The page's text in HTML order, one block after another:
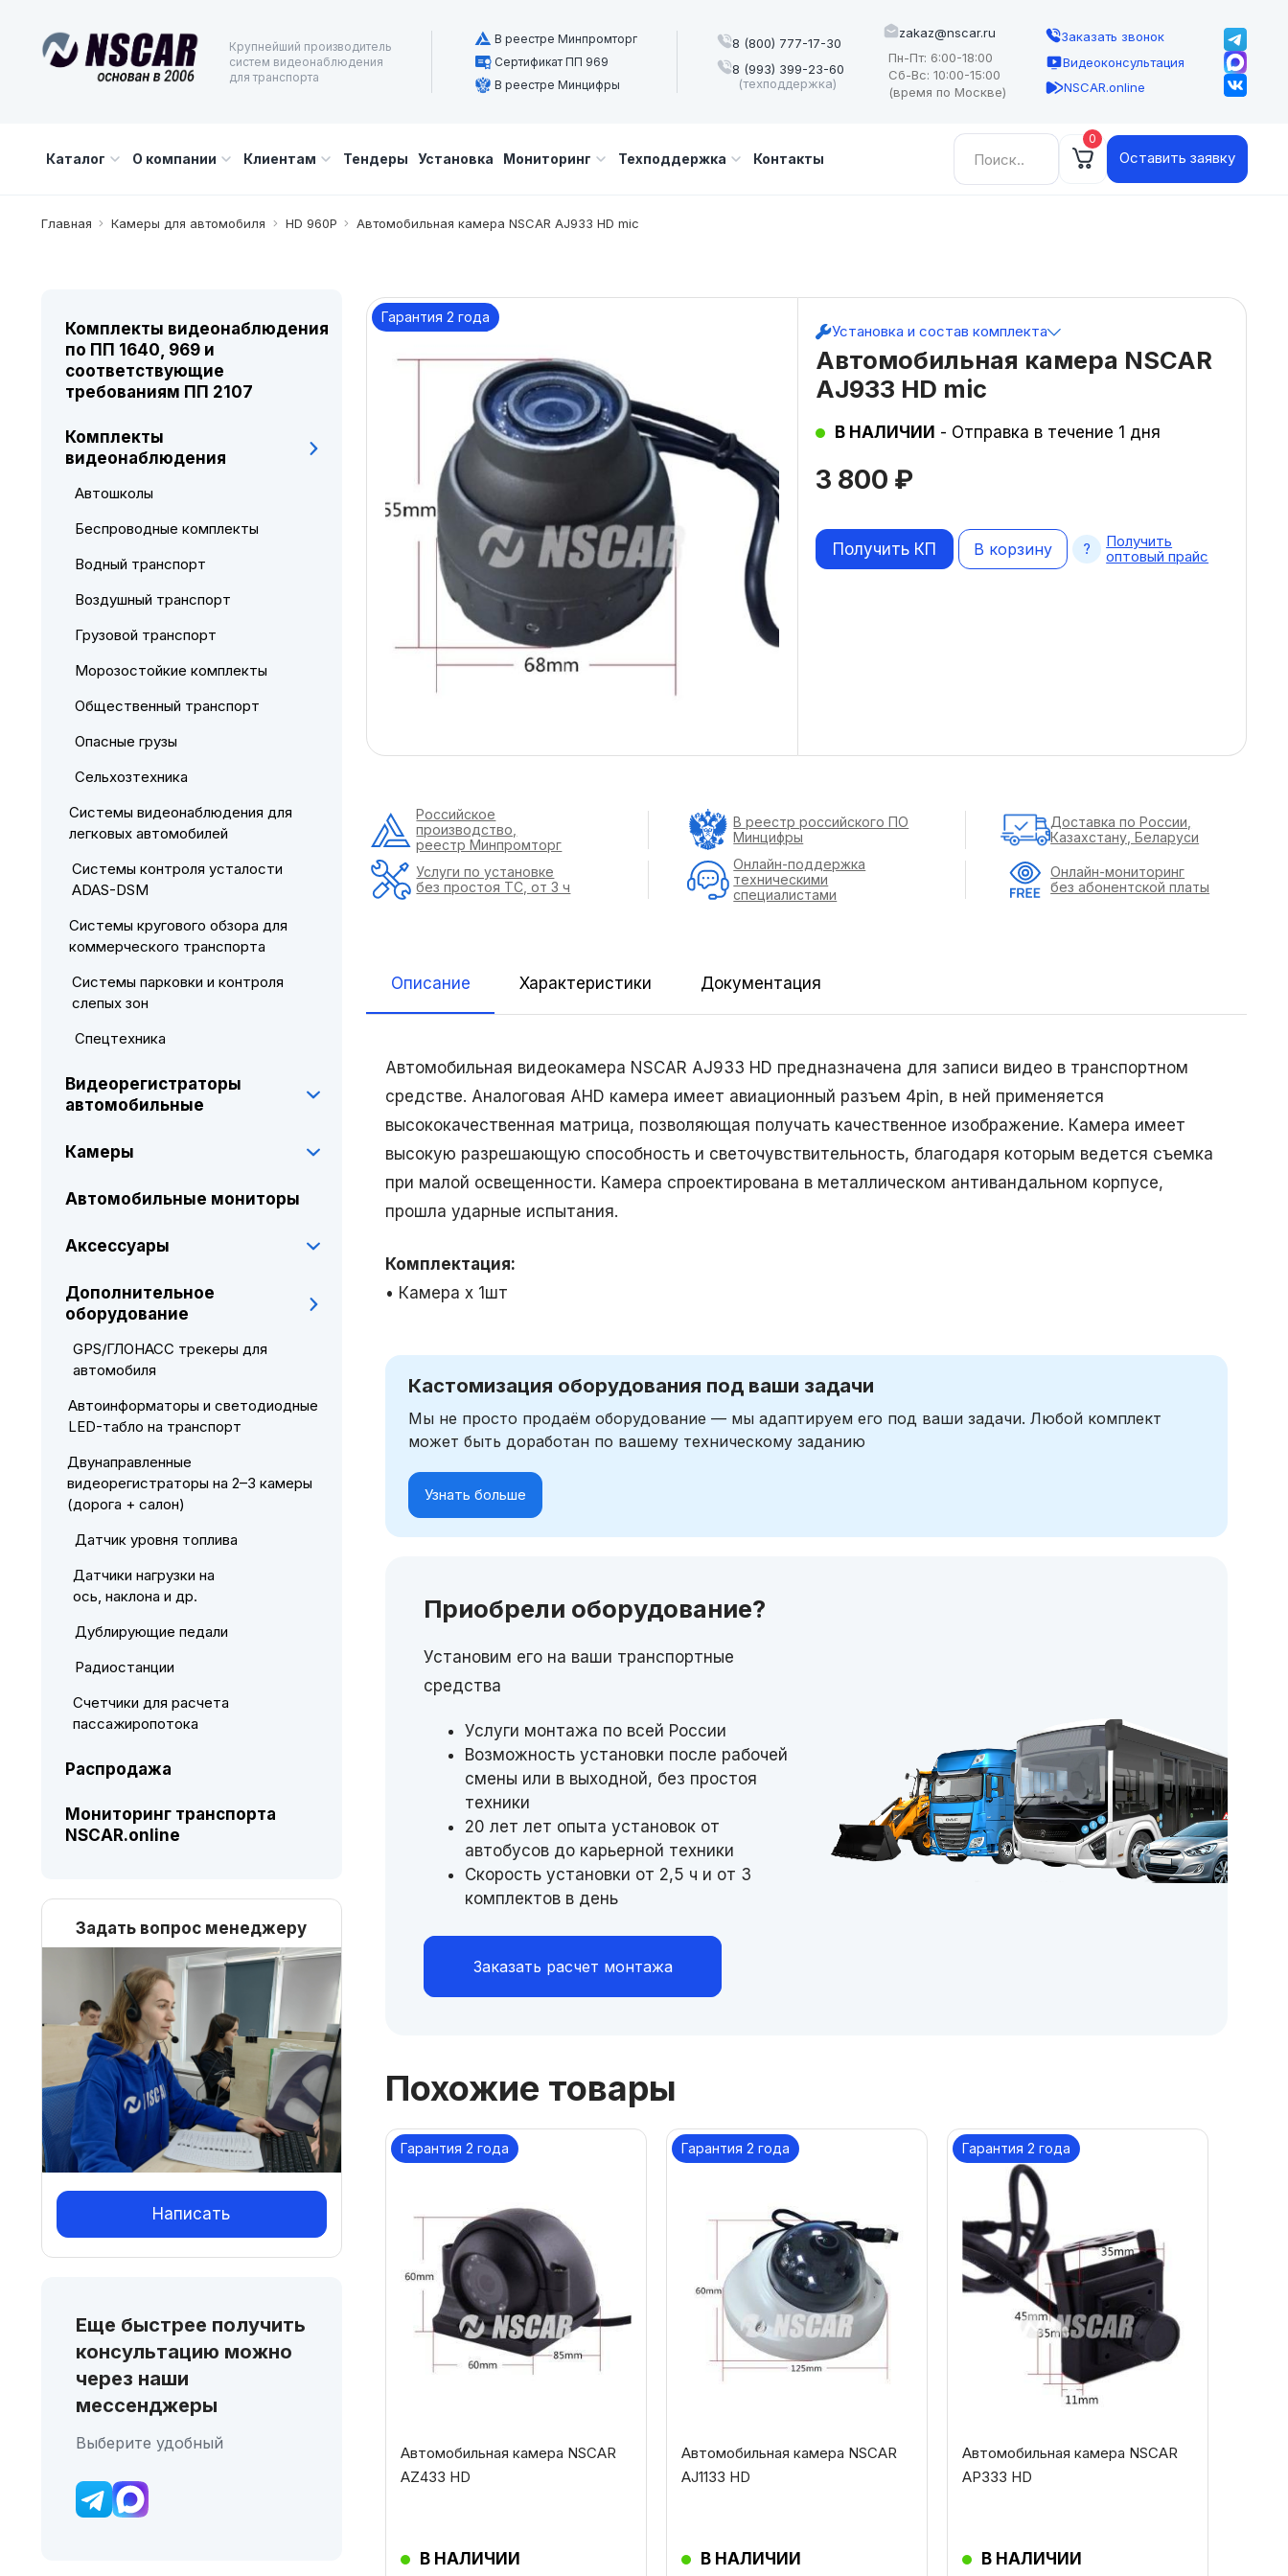
Крупнейший производитель
систем видеонаблюдения
для транспорта
В реестре Минпромторг
Сертификат ПП 969
В реестре Минцифры
8 (800) 777-17-30
8 (993) 399-23-60
(техподдержка)
zakaz@nscar.ru
Пн-Пт: 6:00-18:00
Сб-Вс: 10:00-15:00
(время по Москве)
Заказать звонок
Видеоконсультация
NSCAR.online
Каталог О компании Клиентам Тендеры Установка Мониторинг Техподдержка Контакты
Найти: 0
Оставить заявку
Главная Камеры для автомобиля HD 960P Автомобильная камера NSCAR AJ933 HD mic
Гарантия 2 года
Автомобильная камера NSCAR
AJ933 HD mic
3 800 ₽
В НАЛИЧИИ - Отправка в течение 1 дня
Установка и состав комплекта
В корзину
Получить КП
Получить
оптовый прайс
Описание Характеристики Документация
Автомобильная видеокамера NSCAR AJ933 HD предназначена для записи видео в транспортном
средстве. Аналоговая AHD камера имеет авиационный разъем 4pin, в ней применяется
высококачественная матрица, позволяющая получать качественное изображение. Камера имеет
высокую разрешающую способность и светочувствительность, благодаря которым ведется съемка
при малой освещенности. Камера спроектирована в металлическом антивандальном корпусе,
прошла ударные испытания.
Комплектация:
• Камера х 1шт
Кастомизация оборудования под ваши задачи
Мы не просто продаём оборудование — мы адаптируем его под ваши задачи. Любой комплект
может быть доработан по вашему техническому заданию
Узнать больше
Приобрели оборудование?
Установим его на ваши транспортные
средства
Услуги монтажа по всей России
Возможность установки после рабочей
смены или в выходной, без простоя
техники
20 лет лет опыта установок от
автобусов до карьерной техники
Скорость установки от 2,5 ч и от 3
комплектов в день
Заказать расчет монтажа
Похожие товары
Гарантия 2 года
Автомобильная камера NSCAR
AZ433 HD
В НАЛИЧИИ
Гарантия 2 года
Автомобильная камера NSCAR
AJ1133 HD
В НАЛИЧИИ
Гарантия 2 года
Автомобильная камера NSCAR
AP333 HD
В НАЛИЧИИ
Российское
производство,
реестр Минпромторг
В реестр российского ПО
Минцифры
Доставка по России,
Казахстану, Беларуси
Услуги по установке
без простоя ТС, от 3 ч
Онлайн-поддержка
техническими
специалистами
Онлайн-мониторинг
без абонентской платы
Комплекты видеонаблюдения
по ПП 1640, 969 и
соответствующие
требованиям ПП 2107
Комплекты
видеонаблюдения
Автошколы
Беспроводные комплекты
Водный транспорт
Воздушный транспорт
Грузовой транспорт
Морозостойкие комплекты
Общественный транспорт
Опасные грузы
Сельхозтехника
Системы видеонаблюдения для
легковых автомобилей
Системы контроля усталости
ADAS-DSM
Системы кругового обзора для
коммерческого транспорта
Системы парковки и контроля
слепых зон
Спецтехника
Видеорегистраторы
автомобильные
Камеры
Автомобильные мониторы
Аксессуары
Дополнительное
оборудование
GPS/ГЛОНАСС трекеры для
автомобиля
Автоинформаторы и светодиодные
LED-табло на транспорт
Двунаправленные
видеорегистраторы на 2–3 камеры
(дорога + салон)
Датчик уровня топлива
Датчики нагрузки на
ось, наклона и др.
Дублирующие педали
Радиостанции
Счетчики для расчета
пассажиропотока
Распродажа
Мониторинг транспорта
NSCAR.online
Задать вопрос менеджеру
Написать
Еще быстрее получить
консультацию можно
через наши
мессенджеры
Выберите удобный